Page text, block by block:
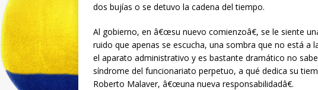
dos bujías o se detuvo la cadena del tiempo.
Al gobierno, en â€œsu nuevo comienzoâ€, se le siente
ruido que apenas se escucha, una sombra que no está a
el aparato administrativo y es bastante dramático no
síndrome del funcionariato perpetuo, a qué dedica su
Roberto Malaver, â€œuna nueva responsabilidadâ€.